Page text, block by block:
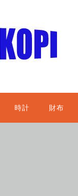
時計 財布